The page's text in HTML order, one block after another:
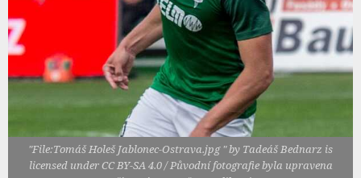
"File:Tomáš Holeš Jablonec-Ostrava.jpg " by Tadeáš Bednarz is
licensed under CC BY-SA 4.0 / Původní fotografie byla upravena